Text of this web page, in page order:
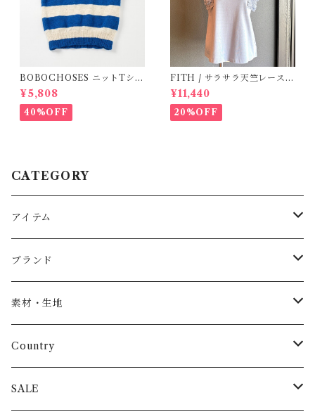
BOBOCHOSES ニットTシャ
ツ(ボーダー)
¥5,808
40%OFF
FITH / サラサラ天竺レースT
シャツ (BL) / 145・155
¥11,440
20%OFF
CATEGORY
アイテム
Baby
トップス
長袖
半袖
パンツ
長ズボン
スカート
ブランド
AS WE GROW
ARCH&LINE
BABE & TESS
素材・生地
コットン 100%
リネン( 麻 )
Country
France / フランス
SALE